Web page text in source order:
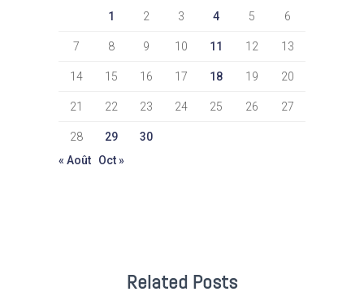
1 2 3 4 5 6
7 8 9 10 11 12 13
14 15 16 17 18 19 20
21 22 23 24 25 26 27
28 29
30
« Août
Oct »
Related Posts